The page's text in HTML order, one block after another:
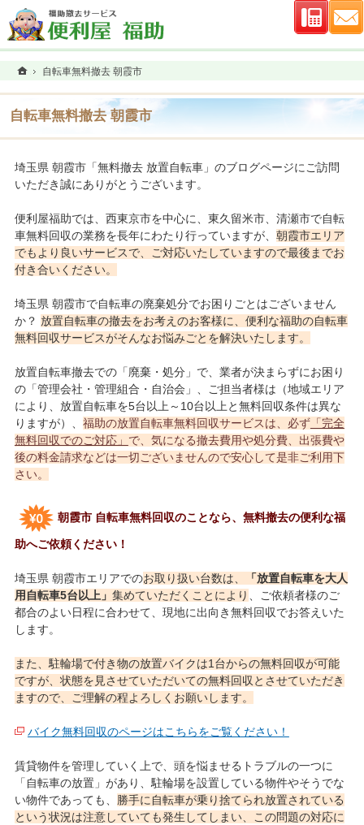
自転車無料撤去 朝霞市
埼玉県 朝霞市「無料撤去 放置自転車」のブログページにご訪問
いただき誠にありがとうございます。
便利屋福助では、西東京市を中心に、東久留米市、清瀬市で自転
車無料回収の業務を長年にわたり行っていますが、 朝霞市エリア
でもより良いサービスで、ご対応いたしていますので最後までお
付き合いください。
埼玉県 朝霞市で自転車の廃棄処分でお困りごとはございません
か？ 放置自転車の撤去をお考えのお客様に、便利な福助の自転車
無料回収サービスがそんなお悩みごとを解決いたします。
放置自転車撤去での「廃棄・処分」で、業者が決まらずにお困り
の「管理会社・管理組合・自治会」、ご担当者様は（地域エリア
により、放置自転車を5台以上～10台以上と無料回収条件は異な
りますが）、 福助の放置自転車無料回収サービスは、必ず「完全
無料回収でのご対応」 で、気になる撤去費用や処分費、出張費や
後の料金請求などは一切ございませんので安心して是非ご利用下
さい。
朝霞市 自転車無料回収のことなら、無料撤去の便利な福
助へご依頼ください！
埼玉県 朝霞市エリアでのお取り扱い台数は、
「放置自転車を大人
用自転車5台以上」 集めていただくことにより 、ご依頼者様のご
都合のよい日程に合わせて、現地に出向き無料回収でお答えいた
します。
また、駐輪場で付き物の放置バイクは1台からの無料回収が可能
ですが、状態を見させていただいての無料回収とさせていただき
ますので、ご理解の程よろしくお願いします。
バイク無料回収のページはこちらをご覧ください！
賃貸物件を管理していく上で、頭を悩ませるトラブルの一つに
「自転車の放置」があり、駐輪場を設置している物件やそうでな
い物件であっても、 勝手に自転車が乗り捨てられ放置されている
という状況は注意していても発生してしまい、この問題の対応に
連絡先
ホーム
自転車無料撤去 朝霞市